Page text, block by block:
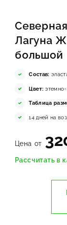
Северная
Лагуна
большой
Состав:
Цвет:
Таблица
14 дней на
Цена от
Рассчитать в